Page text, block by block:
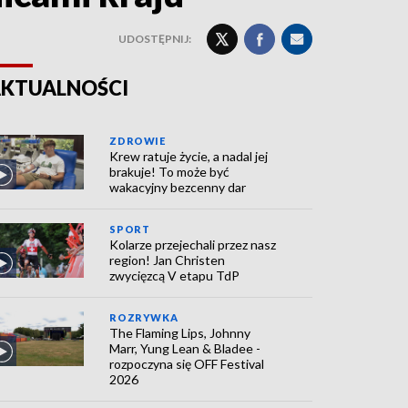
UDOSTĘPNIJ:
ZDROWIE
Krew ratuje życie, a nadal jej
brakuje! To może być
wakacyjny bezcenny dar
SPORT
Kolarze przejechali przez nasz
region! Jan Christen
zwycięzcą V etapu TdP
ROZRYWKA
The Flaming Lips, Johnny
Marr, Yung Lean & Bladee -
rozpoczyna się OFF Festival
2026